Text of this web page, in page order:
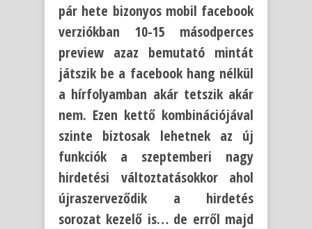
pár hete bizonyos mobil facebook
verziókban 10-15 másodperces
preview azaz bemutató mintát
játszik be a facebook hang nélkül
a hírfolyamban akár tetszik akár
nem. Ezen kettő kombinációjával
szinte biztosak lehetnek az új
funkciók a szeptemberi nagy
hirdetési változtatásokkor ahol
újraszerveződik a hirdetés
sorozat kezelő is… de erről majd